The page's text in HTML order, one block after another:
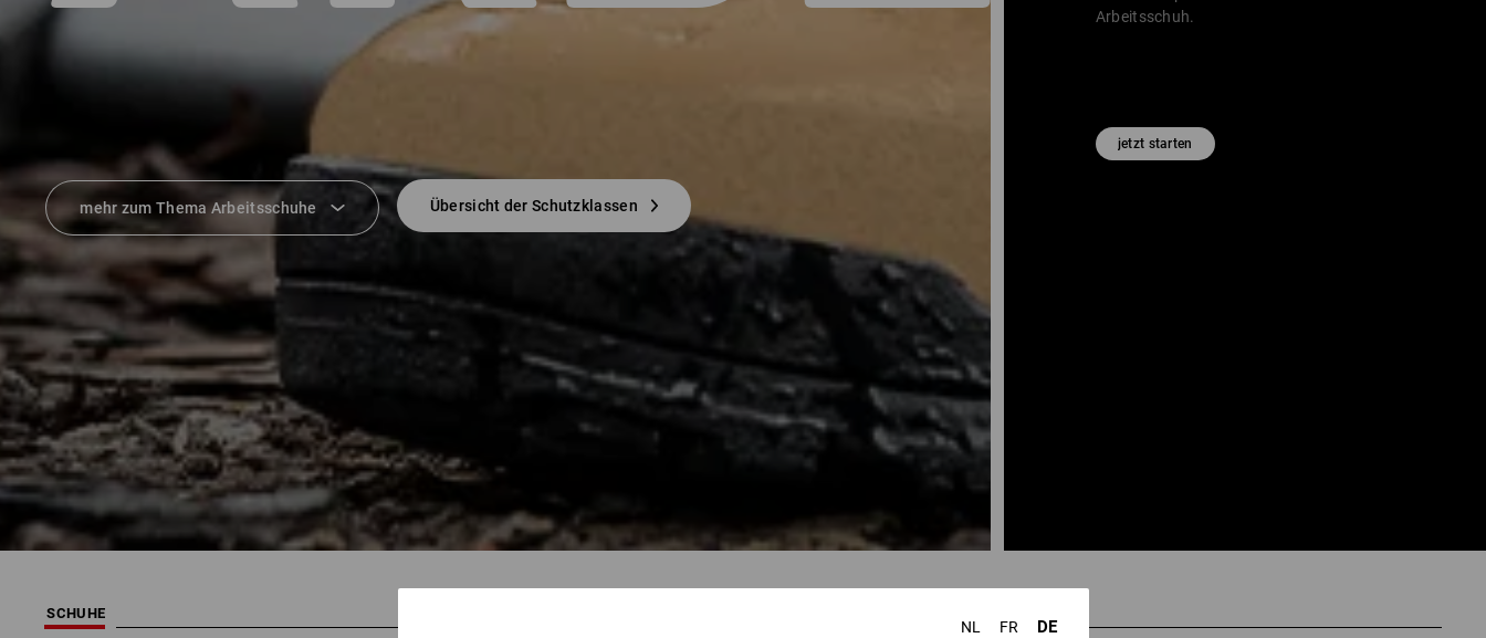
mehr zum Thema Arbeitsschuhe Übersicht der Schutzklassen
Arbeitsschuh.
jetzt starten
SCHUHE
NL FR DE